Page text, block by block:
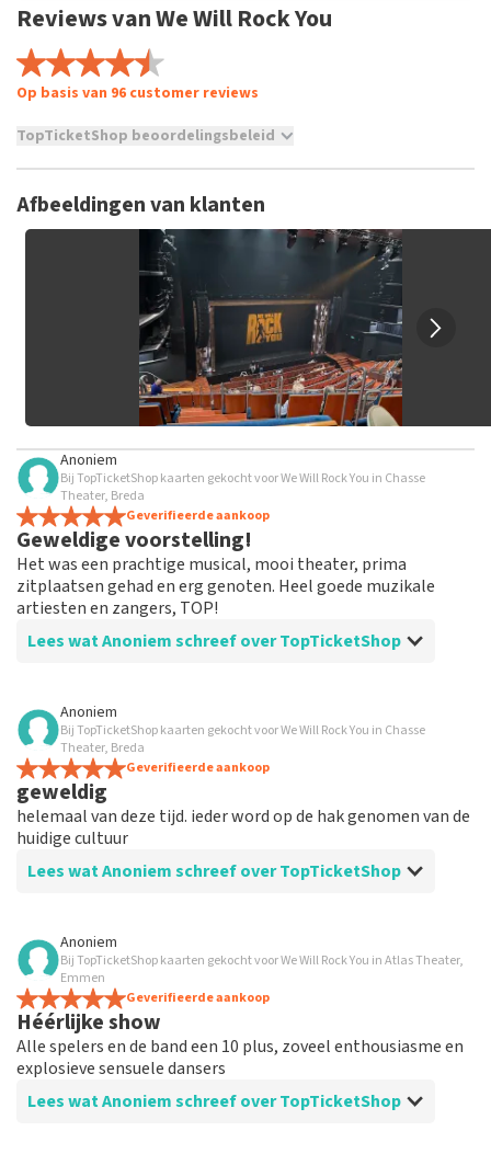
Reviews van We Will Rock You
Op basis van 96 customer reviews
TopTicketShop beoordelingsbeleid
niet mogelijk om een review achter te laten als je geen
tickets hebt aangeschaft bij TopTicketShop. Reviews met
grof taalgebruik en/of onwaarheden worden niet geplaatst.
Het kan enkele weken duren voordat een review wordt
Afbeeldingen van klanten
Anoniem
Bij TopTicketShop kaarten gekocht voor We Will Rock You in Chasse
Theater, Breda
Geverifieerde aankoop
Geweldige voorstelling!
Het was een prachtige musical, mooi theater, prima
zitplaatsen gehad en erg genoten. Heel goede muzikale
artiesten en zangers, TOP!
Lees wat Anoniem schreef over TopTicketShop
Beoordeling van Anoniem over
Prachtige musical
Tickets prima geregeld, 3/4 jaar geleden reeds
geboekt. De kaarten hebben we prima op tijd
ontvangen. Giede service!
Anoniem
Bij TopTicketShop kaarten gekocht voor We Will Rock You in Chasse
Theater, Breda
Geverifieerde aankoop
geweldig
helemaal van deze tijd. ieder word op de hak genomen van de
huidige cultuur
Lees wat Anoniem schreef over TopTicketShop
Beoordeling van Anoniem over
prijzig
patsen waren 76 euro 2 kaartjes is 151 euro hebben 208
euro betaald
Anoniem
Bij TopTicketShop kaarten gekocht voor We Will Rock You in Atlas Theater,
Emmen
Geverifieerde aankoop
Héérlijke show
Alle spelers en de band een 10 plus, zoveel enthousiasme en
explosieve sensuele dansers
Lees wat Anoniem schreef over TopTicketShop